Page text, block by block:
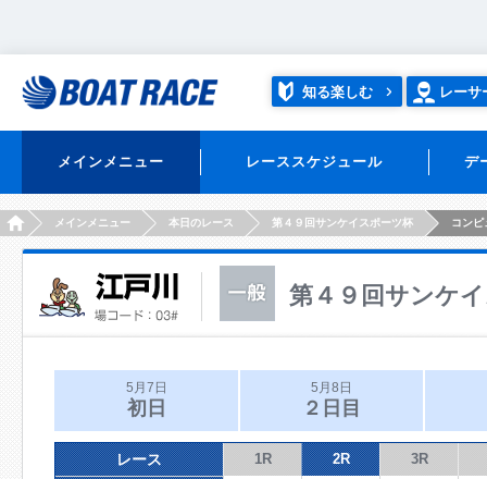
知る楽しむ レーサ
メインメニュー レーススケジュール デ
HOMEメインメニュー 本日のレース 第４９回サンケイスポーツ杯 コンピ
第４９回サンケ
5月7日
初日
5月8日
２日目
レース 1R 2R 3R